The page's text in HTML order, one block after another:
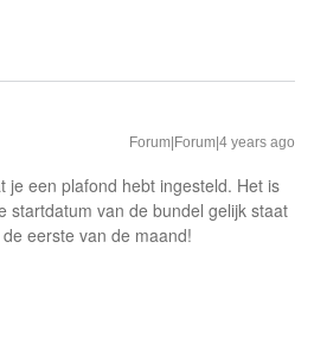
Forum|Forum|4 years ago
je een plafond hebt ingesteld. Het is
startdatum van de bundel gelijk staat
eerste van de maand!